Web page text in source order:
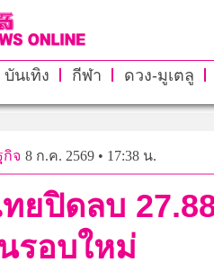
บันเทิง กีฬา ดวง-มูเตลู
กิจ 8 ก.ค. 2569 • 17:38 น.
ยปิดลบ
รอบใหม่